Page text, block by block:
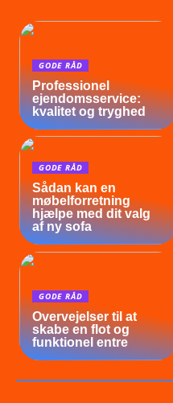
GODE RÅD
Professionel
ejendomsservice:
kvalitet og tryghed
GODE RÅD
Sådan kan en
møbelforretning
hjælpe med dit valg
af ny sofa
GODE RÅD
Overvejelser til at
skabe en flot og
funktionel entre